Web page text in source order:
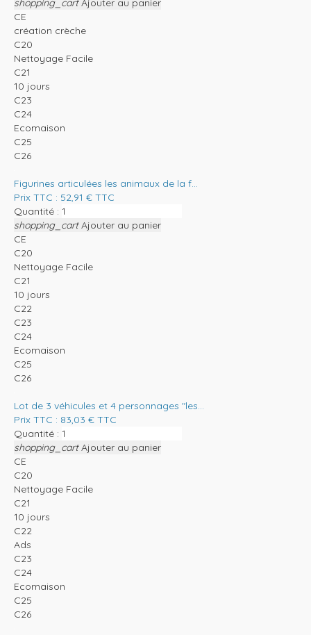
shopping_cart Ajouter au panier
CE
création crèche
C20
Nettoyage Facile
C21
10 jours
C23
C24
Ecomaison
C25
C26
Figurines articulées les animaux de la f...
Prix TTC : 52,91 € TTC
Quantité :
shopping_cart Ajouter au panier
CE
C20
Nettoyage Facile
C21
10 jours
C22
C23
C24
Ecomaison
C25
C26
Lot de 3 véhicules et 4 personnages "les...
Prix TTC : 83,03 € TTC
Quantité :
shopping_cart Ajouter au panier
CE
C20
Nettoyage Facile
C21
10 jours
C22
Ads
C23
C24
Ecomaison
C25
C26